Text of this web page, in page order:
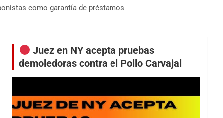
como garantía de préstamos
Juez en NY acepta pruebas
demoledoras contra el Pollo Carvajal